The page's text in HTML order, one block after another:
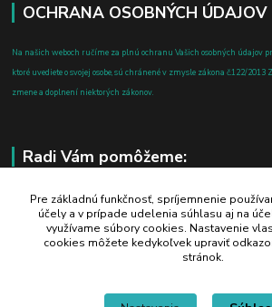
OCHRANA OSOBNÝCH ÚDAJOV
Na našich weboch ručíme za plnú ochranu Vašich osobných údajov
ktoré uvediete o svojej osobe, sú chránené v zmysle zákona č.122/2013
zmene a doplnení niektorých zákonov.
Radi Vám pomôžeme:
+421 908 700 612
po-pia: 8.00 - 16.00
business@jtf.sk
Pre základnú funkčnosť, spríjemnenie
účely a v prípade udelenia súhlasu aj na
využívame súbory cookies. Nastavenie
cookies môžete kedykoľvek upraviť
stránok.